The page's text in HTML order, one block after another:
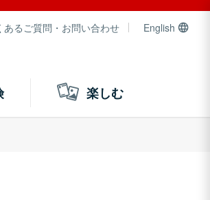
あるご質問・お問い合わせ English
楽しむ